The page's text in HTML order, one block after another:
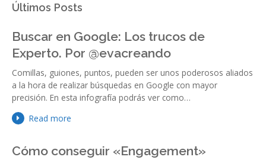
Últimos Posts
Buscar en Google: Los trucos de
Experto. Por @evacreando
Comillas, guiones, puntos, pueden ser unos poderosos aliados
a la hora de realizar búsquedas en Google con mayor
precisión. En esta infografía podrás ver como…
Read more
Cómo conseguir «Engagement»